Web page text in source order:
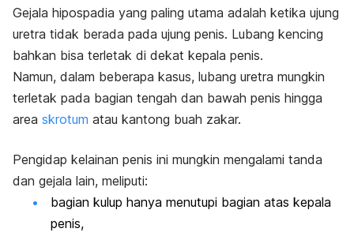
Gejala hipospadia yang paling utama adalah ketika ujung
uretra tidak berada pada ujung penis. Lubang kencing
bahkan bisa terletak di dekat kepala penis.
Namun, dalam beberapa kasus, lubang uretra mungkin
terletak pada bagian tengah dan bawah penis hingga
area skrotum atau kantong buah zakar.
Pengidap kelainan penis ini mungkin mengalami tanda
dan gejala lain, meliputi:
bagian kulup hanya menutupi bagian atas kepala
penis,